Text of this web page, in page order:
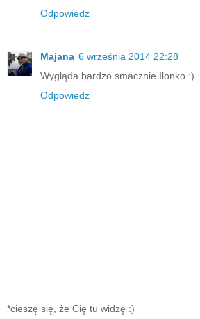
Odpowiedz
Majana 6 września 2014 22:28
Wygląda bardzo smacznie Ilonko :)
Odpowiedz
*cieszę się, że Cię tu widzę :)